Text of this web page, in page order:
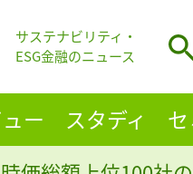
サステナビリティ・
ESG金融のニュース
ー スタディ